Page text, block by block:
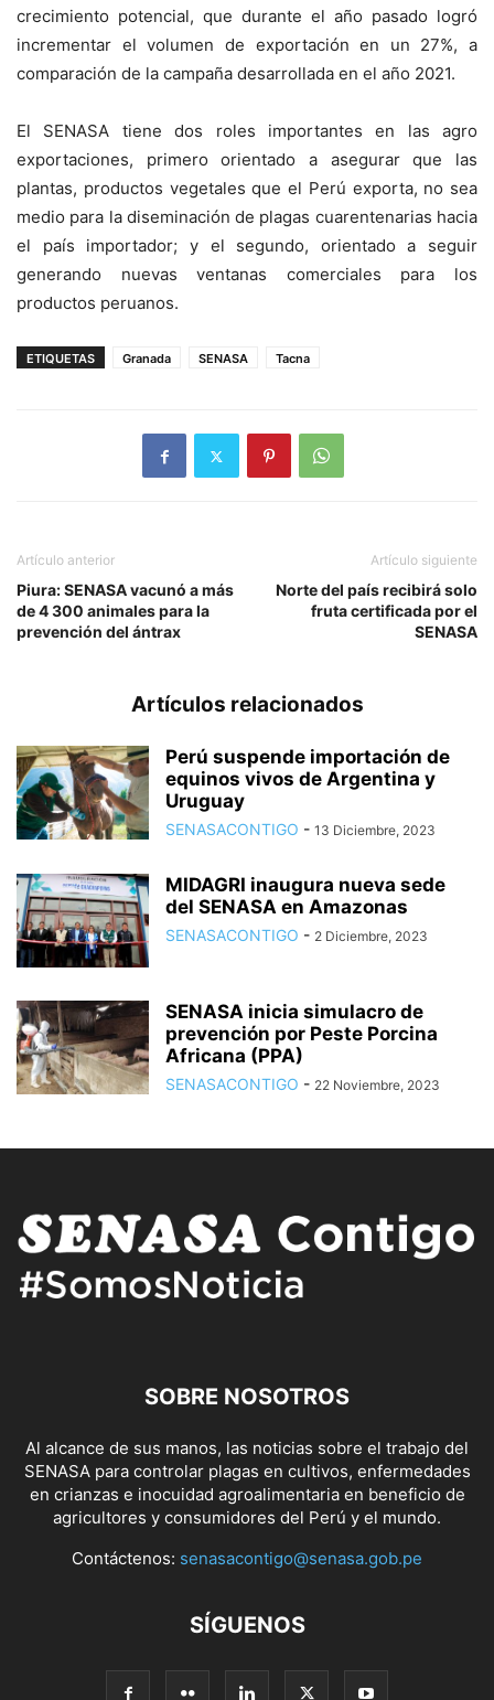
crecimiento potencial, que durante el año pasado logró
incrementar el volumen de exportación en un 27%, a
comparación de la campaña desarrollada en el año 2021.
El SENASA tiene dos roles importantes en las agro
exportaciones, primero orientado a asegurar que las
plantas, productos vegetales que el Perú exporta, no sea
medio para la diseminación de plagas cuarentenarias hacia
el país importador; y el segundo, orientado a seguir
generando nuevas ventanas comerciales para los
productos peruanos.
ETIQUETAS Granada SENASA Tacna
Artículo anterior
Piura: SENASA vacunó a más
de 4 300 animales para la
prevención del ántrax
Artículo siguiente
Norte del país recibirá solo
fruta certificada por el
SENASA
Artículos relacionados
Perú suspende importación de
equinos vivos de Argentina y
Uruguay
SENASACONTIGO - 13 Diciembre, 2023
MIDAGRI inaugura nueva sede
del SENASA en Amazonas
SENASACONTIGO - 2 Diciembre, 2023
SENASA inicia simulacro de
prevención por Peste Porcina
Africana (PPA)
SENASACONTIGO - 22 Noviembre, 2023
SOBRE NOSOTROS
Al alcance de sus manos, las noticias sobre el trabajo del
SENASA para controlar plagas en cultivos, enfermedades
en crianzas e inocuidad agroalimentaria en beneficio de
agricultores y consumidores del Perú y el mundo.
Contáctenos: senasacontigo@senasa.gob.pe
SÍGUENOS